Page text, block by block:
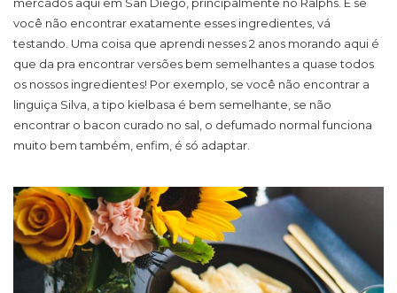
você não encontrar exatamente esses ingredientes, vá
testando. Uma coisa que aprendi nesses 2 anos morando aqui é
que da pra encontrar versões bem semelhantes a quase todos
os nossos ingredientes! Por exemplo, se você não encontrar a
linguiça Silva, a tipo kielbasa é bem semelhante, se não
encontrar o bacon curado no sal, o defumado normal funciona
muito bem também, enfim, é só adaptar.